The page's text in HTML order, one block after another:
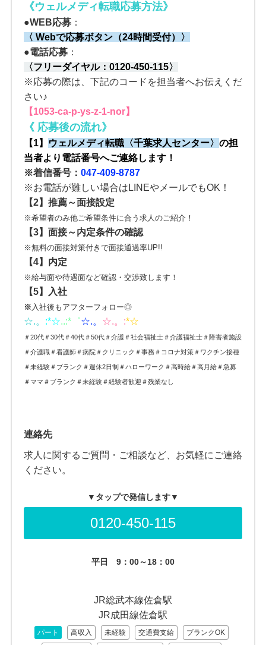
《ウェルメディ転職応募方法》
●WEB応募 ：
〈 Webで応募ボタン（24時間受付）〉
●電話応募 ：
〈フリーダイヤル： 0120-450-115〉
※応募の際は、下記のコードを担当者へお伝えくだ
さい♪
【1053-ca-p-ys-z-1-nor】
《 応募後の流れ》
【1】 ウェルメディ転職 〈千葉求人センター〉 の担
当者より電話番号へご連絡します！
※着信番号： 047-409-8787
※お電話が難しい場合はLINEやメールでもOK！
【2】 推薦～面接設定
※希望者のみ他ご希望条件に合う求人のご紹介！
【3】 面接～内定条件の確認
※無料の面接対策付きで面接通過率UP!!
【4】内定
※給与面や待遇面など確認・交渉致します！
【5】入社
※ 入社後もアフターフォロー◎
☆.。 :*☆..:*゜☆.。 ☆.。:*☆
＃20代＃30代＃40代＃50代＃介護＃社会福祉士＃介護福祉士＃障害者施設
＃介護職＃看護師＃病院＃クリニック＃事務＃コロナ対策＃ワクチン接種
＃未経験＃ブランク＃週休2日制＃ハローワーク＃高時給＃高月給＃急募
＃ママ＃ブランク＃未経験＃経験者歓迎＃残業なし
連絡先
求人に関するご質問・ご相談など、お気軽にご連絡
ください。
▼タップで発信します▼
0120-450-115
平日 9：00～18：00
JR総武本線佐倉駅
JR成田線佐倉駅
パート 高収入 未経験 交通費支給 ブランクOK